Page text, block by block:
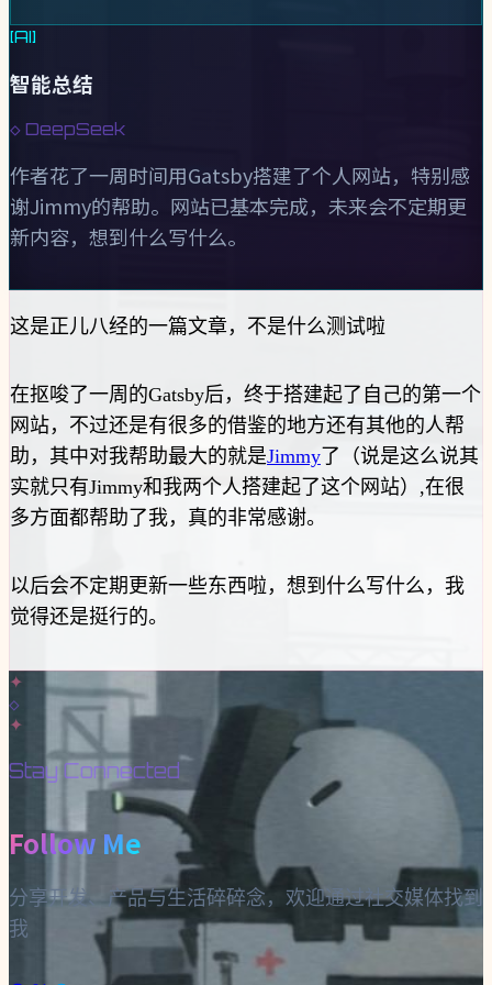
[AI]
智能总结
◇ DeepSeek
作者花了一周时间用Gatsby搭建了个人网站，特别感
谢Jimmy的帮助。网站已基本完成，未来会不定期更
新内容，想到什么写什么。
这是正儿八经的一篇文章，不是什么测试啦
在抠唆了一周的Gatsby后，终于搭建起了自己的第一个
网站，不过还是有很多的借鉴的地方还有其他的人帮
助，其中对我帮助最大的就是Jimmy 了（说是这么说其
实就只有Jimmy和我两个人搭建起了这个网站）,在很
多方面都帮助了我，真的非常感谢。
以后会不定期更新一些东西啦，想到什么写什么，我
觉得还是挺行的。
✦
◇
✦
Stay Connected
Follow Me
分享开发、产品与生活碎碎念，欢迎通过社交媒体找到
我